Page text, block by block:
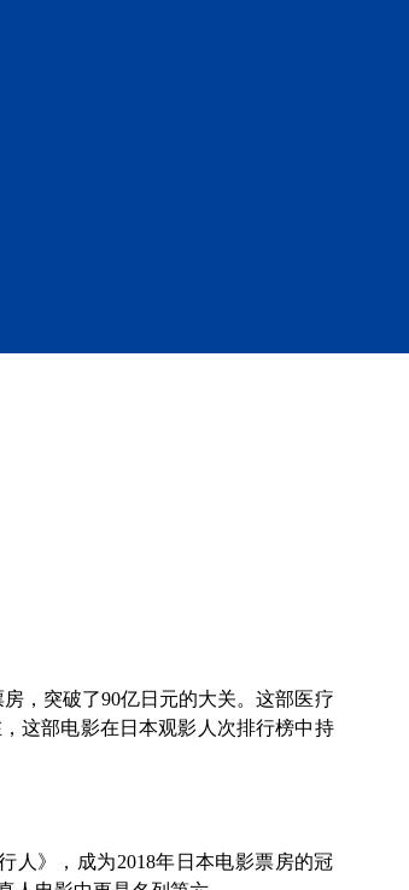
，突破了90亿日元的大关。这部医疗
这部电影在日本观影人次排行榜中持
人》，成为2018年日本电影票房的冠